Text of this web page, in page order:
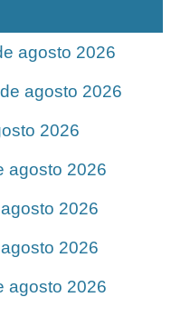
agosto 2026
agosto 2026
2026
agosto 2026
2026
2026
agosto 2026